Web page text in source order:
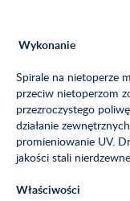
Wykonanie
Spirale na nietoperze
przeciw nietoperzom
przezroczystego
działanie
promieniowanie UV.
jakości stali
Właściwości